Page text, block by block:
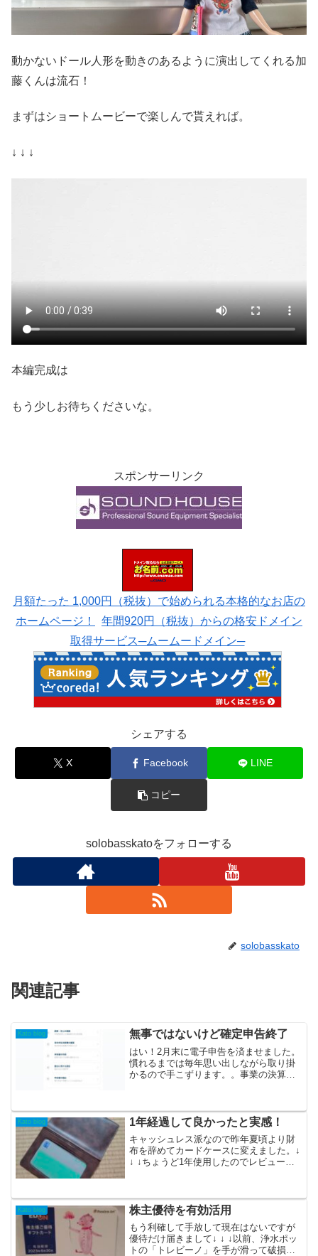
動かないドール人形を動きのあるように演出してくれる加
藤くんは流石！
まずはショートムービーで楽しんで貰えれば。
↓ ↓ ↓
本編完成は
もう少しお待ちくださいな。
スポンサーリンク
月額たった 1,000円（税抜）で始められる本格的なお店の
ホームページ！
年間920円（税抜）からの格安ドメイン
取得サービス─ムームードメイン─
シェアする
X Facebook LINE
コピー
solobasskatoをフォローする
solobasskato
関連記事
Kato blog 無事ではないけど確定申告終了
はい！2月末に電子申告を済ませました。
慣れるまでは毎年思い出しながら取り掛
かるので手こずります。。事業の決算書
ズしてました(汗...
Kato blog 1年経過して良かったと実感！
キャッシュレス派なので昨年夏頃より財
布を辞めてカードケースに変えました。↓
↓ ↓ちょうど1年使用したのでレビューが
たくない時でもポケットに入るサイズで
便利！デメリット...
Kato blog 株主優待を有効活用
もう利確して手放して現在はないですが
優待だけ届きまして↓ ↓ ↓以前、浄水ポッ
トの「トレビーノ」を手が滑って破損し